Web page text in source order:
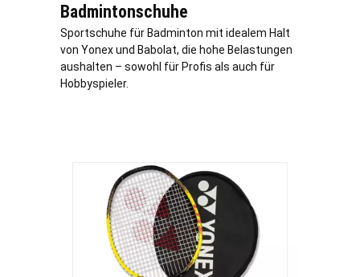
Badmintonschuhe
Sportschuhe für Badminton mit idealem Halt
von Yonex und Babolat, die hohe Belastungen
aushalten – sowohl für Profis als auch für
Hobbyspieler.